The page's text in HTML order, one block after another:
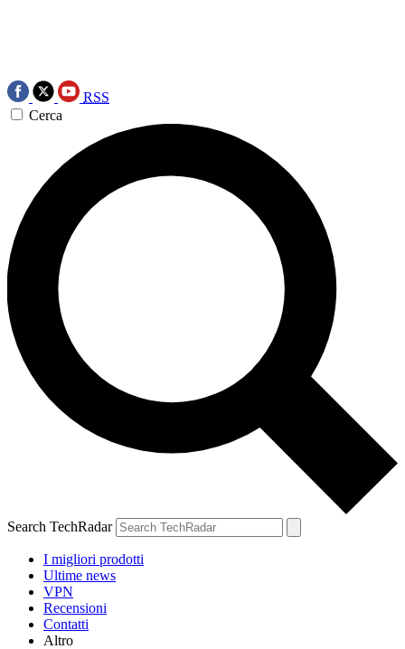
RSS
Cerca
Search TechRadar
I migliori prodotti
Ultime news
VPN
Recensioni
Contatti
Altro